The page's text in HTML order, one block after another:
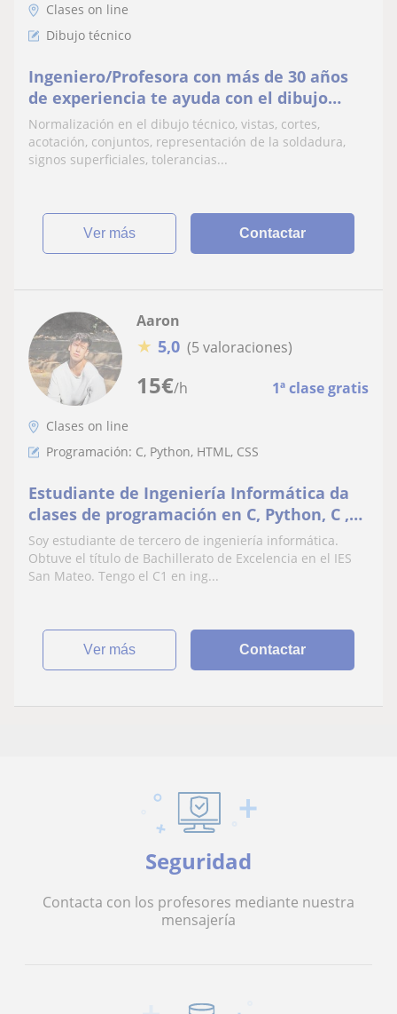
Clases on line
Dibujo técnico
Ingeniero/Profesora con más de 30 años
de experiencia te ayuda con el dibujo
tecnico
Normalización en el dibujo técnico, vistas, cortes,
acotación, conjuntos, representación de la soldadura,
signos superficiales, tolerancias...
ver más Contactar
15€/h 1ª clase gratis
Aaron
★ 5,0 (5 valoraciones)
Clases on line
Programación: C, Python, HTML, CSS
Estudiante de Ingeniería Informática da
clases de programación en C, Python, C ,
Java, HTML y CSS en Madrid
Soy estudiante de tercero de ingeniería informática.
Obtuve el título de Bachillerato de Excelencia en el IES
San Mateo. Tengo el C1 en ing...
ver más Contactar
Seguridad
Contacta con los profesores mediante nuestra
mensajería